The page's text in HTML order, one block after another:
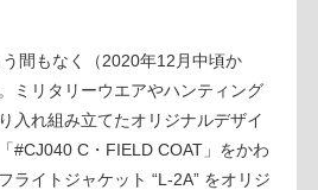
間もなく（2020年12月中頃か
ミリタリーウエアやハンティング
入れ組み立てたオリジナルデザイ
#CJ040 C・FIELD COAT」をかわ
ライトジャケット “L-2A” をオリジ